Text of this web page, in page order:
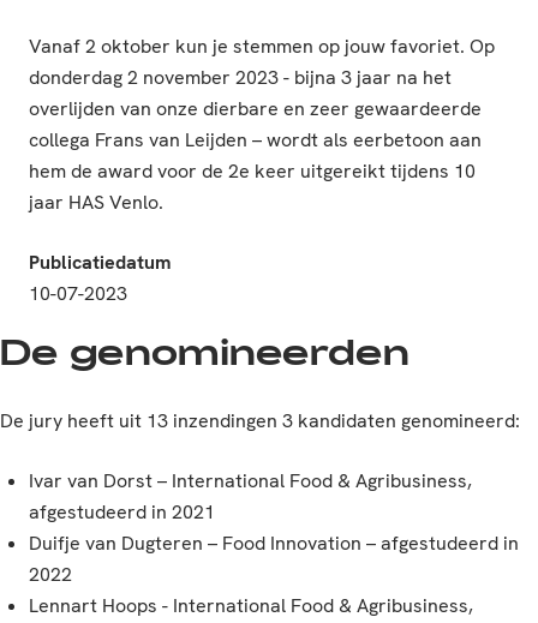
Vanaf 2 oktober kun je stemmen op jouw favoriet. Op
donderdag 2 november 2023 - bijna 3 jaar na het
overlijden van onze dierbare en zeer gewaardeerde
collega Frans van Leijden – wordt als eerbetoon aan
hem de award voor de 2e keer uitgereikt tijdens 10
jaar HAS Venlo.
Publicatiedatum
10-07-2023
De genomineerden
De jury heeft uit 13 inzendingen 3 kandidaten genomineerd:
Ivar van Dorst – International Food & Agribusiness,
afgestudeerd in 2021
Duifje van Dugteren – Food Innovation – afgestudeerd in
2022
Lennart Hoops - International Food & Agribusiness,